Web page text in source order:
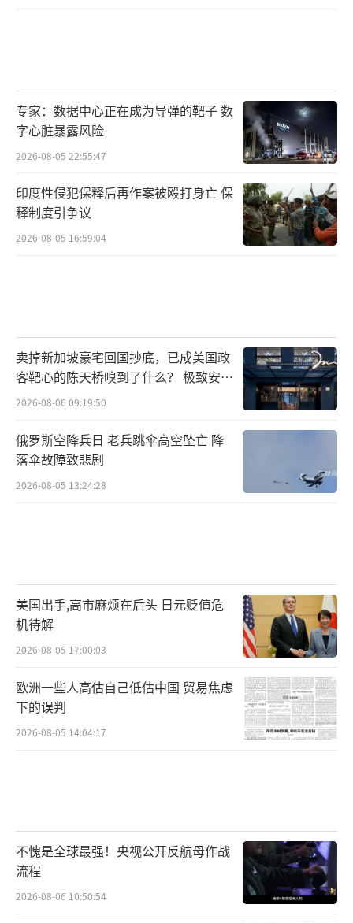
专家：数据中心正在成为导弹的靶子 数
字心脏暴露风险
2026-08-05 22:55:47
印度性侵犯保释后再作案被殴打身亡 保
释制度引争议
2026-08-05 16:59:04
卖掉新加坡豪宅回国抄底，已成美国政
客靶心的陈天桥嗅到了什么？ 极致安全
的追寻
2026-08-06 09:19:50
俄罗斯空降兵日 老兵跳伞高空坠亡 降
落伞故障致悲剧
2026-08-05 13:24:28
美国出手,高市麻烦在后头 日元贬值危
机待解
2026-08-05 17:00:03
欧洲一些人高估自己低估中国 贸易焦虑
下的误判
2026-08-05 14:04:17
不愧是全球最强！央视公开反航母作战
流程
2026-08-06 10:50:54